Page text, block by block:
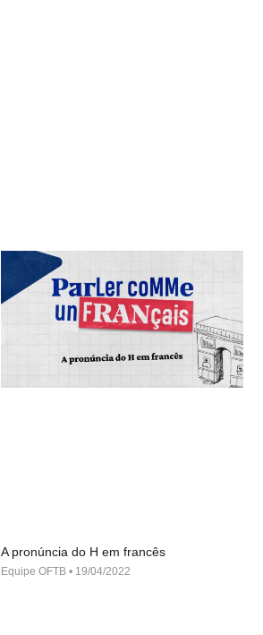
A pronúncia do H em francês
Equipe OFTB 19/04/2022